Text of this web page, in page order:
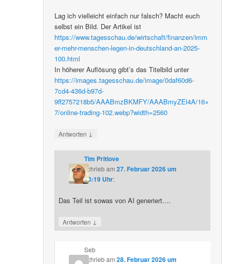
Lag ich vielleicht einfach nur falsch? Macht euch
selbst ein Bild. Der Artikel ist
https://www.tagesschau.de/wirtschaft/finanzen/imm
er-mehr-menschen-legen-in-deutschland-an-2025-
100.html
In höherer Auflösung gibt’s das Titelbild unter
https://images.tagesschau.de/image/0daf60d6-
7cd4-436d-b97d-
9ff2757218b5/AAABmzBKMFY/AAABmyZEl4A/16×
7/online-trading-102.webp?width=2560
Antworten ↓
Tim Pritlove
schriebam 27. Februar 2026 um
20:19 Uhr:
Das Teil ist sowas von AI generiert….
Antworten ↓
Seb
schriebam 28. Februar 2026 um